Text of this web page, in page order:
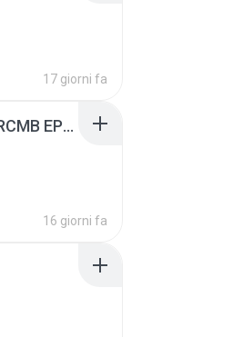
17 giorni fa
[Witanime.com] RKNGMNNTSRCMB EP 05 HD.mp4
16 giorni fa